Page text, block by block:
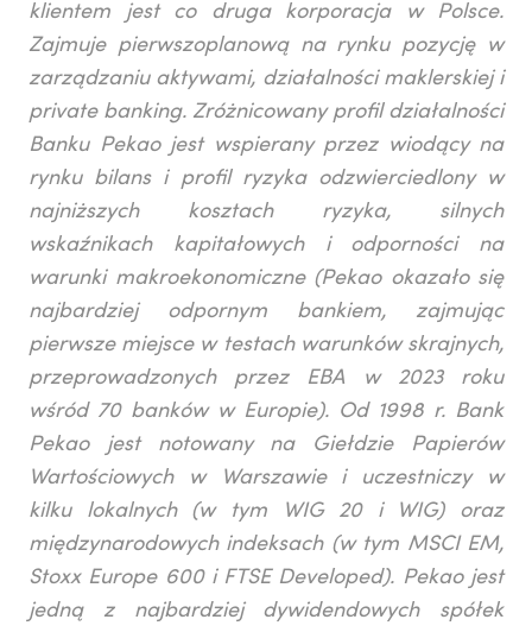
klientem jest co druga korporacja w Polsce.
Zajmuje pierwszoplanową na rynku pozycję w
zarządzaniu aktywami, działalności maklerskiej i
private banking. Zróżnicowany profil działalności
Banku Pekao jest wspierany przez wiodący na
rynku bilans i profil ryzyka odzwierciedlony w
najniższych kosztach ryzyka, silnych
wskaźnikach kapitałowych i odporności na
warunki makroekonomiczne (Pekao okazało się
najbardziej odpornym bankiem, zajmując
pierwsze miejsce w testach warunków skrajnych,
przeprowadzonych przez EBA w 2023 roku
wśród 70 banków w Europie). Od 1998 r. Bank
Pekao jest notowany na Giełdzie Papierów
Wartościowych w Warszawie i uczestniczy w
kilku lokalnych (w tym WIG 20 i WIG) oraz
międzynarodowych indeksach (w tym MSCI EM,
Stoxx Europe 600 i FTSE Developed). Pekao jest
jedną z najbardziej dywidendowych spółek